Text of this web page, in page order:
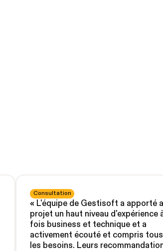
Consultation
« L'équipe de Gestisoft a apporté
projet un haut niveau d'expérience
fois business et technique et a
activement écouté et compris tous
les besoins. Leurs